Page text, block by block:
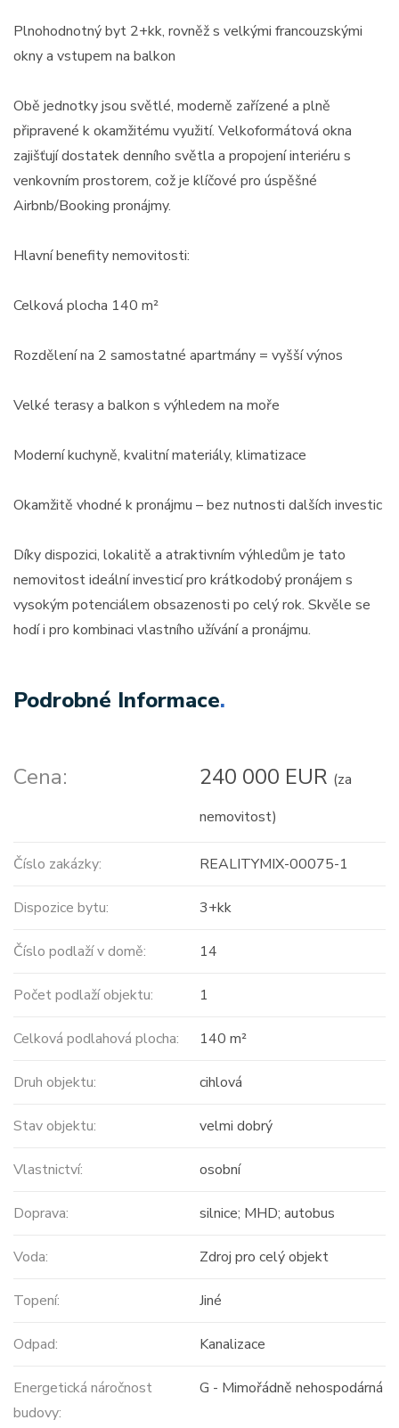
Plnohodnotný byt 2+kk, rovněž s velkými francouzskými
okny a vstupem na balkon
Obě jednotky jsou světlé, moderně zařízené a plně
připravené k okamžitému využití. Velkoformátová okna
zajišťují dostatek denního světla a propojení interiéru s
venkovním prostorem, což je klíčové pro úspěšné
Airbnb/Booking pronájmy.
Hlavní benefity nemovitosti:
Celková plocha 140 m²
Rozdělení na 2 samostatné apartmány = vyšší výnos
Velké terasy a balkon s výhledem na moře
Moderní kuchyně, kvalitní materiály, klimatizace
Okamžitě vhodné k pronájmu – bez nutnosti dalších investic
Díky dispozici, lokalitě a atraktivním výhledům je tato
nemovitost ideální investicí pro krátkodobý pronájem s
vysokým potenciálem obsazenosti po celý rok. Skvěle se
hodí i pro kombinaci vlastního užívání a pronájmu.
Podrobné Informace.
Cena: 240 000 EUR (za
nemovitost)
Číslo zakázky: REALITYMIX-00075-1
Dispozice bytu: 3+kk
Číslo podlaží v domě: 14
Počet podlaží objektu: 1
Celková podlahová plocha: 140 m²
Druh objektu: cihlová
Stav objektu: velmi dobrý
Vlastnictví: osobní
Doprava: silnice; MHD; autobus
Voda: Zdroj pro celý objekt
Topení: Jiné
Odpad: Kanalizace
Energetická náročnost
budovy:
G - Mimořádně nehospodárná